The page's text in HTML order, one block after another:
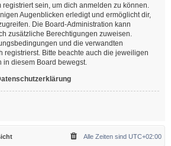
sein, um dich anmelden zu können.
Augenblicken erledigt und ermöglicht dir,
Die Board-Administration kann
zusätzliche Berechtigungen zuweisen.
und die verwandten
registrierst. Bitte beachte auch die jeweiligen
diesem Board bewegst.
Alle Zeiten sind UTC+02:00